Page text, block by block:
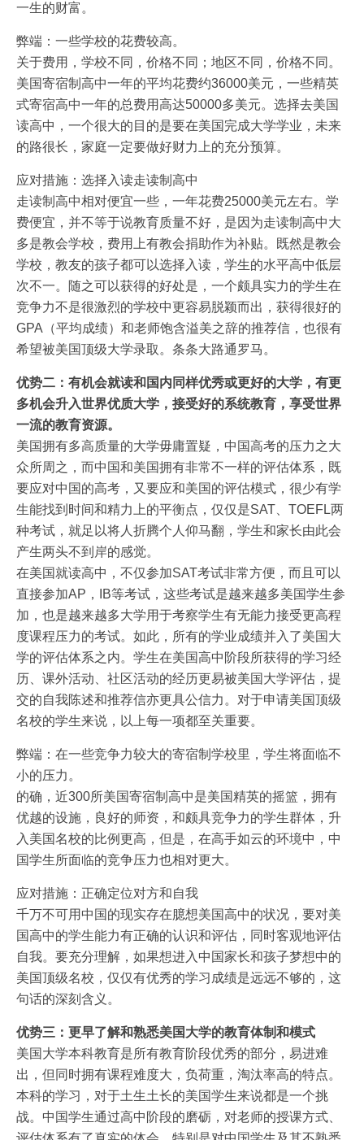
一生的财富。
弊端：一些学校的花费较高。
关于费用，学校不同，价格不同；地区不同，价格不同。
美国寄宿制高中一年的平均花费约36000美元，一些精英
式寄宿高中一年的总费用高达50000多美元。选择去美国
读高中，一个很大的目的是要在美国完成大学学业，未来
的路很长，家庭一定要做好财力上的充分预算。
应对措施：选择入读走读制高中
走读制高中相对便宜一些，一年花费25000美元左右。学
费便宜，并不等于说教育质量不好，是因为走读制高中大
多是教会学校，费用上有教会捐助作为补贴。既然是教会
学校，教友的孩子都可以选择入读，学生的水平高中低层
次不一。随之可以获得的好处是，一个颇具实力的学生在
竞争力不是很激烈的学校中更容易脱颖而出，获得很好的
GPA（平均成绩）和老师饱含溢美之辞的推荐信，也很有
希望被美国顶级大学录取。条条大路通罗马。
优势二：有机会就读和国内同样优秀或更好的大学，有更
多机会升入世界优质大学，接受好的系统教育，享受世界
一流的教育资源。
美国拥有多高质量的大学毋庸置疑，中国高考的压力之大
众所周之，而中国和美国拥有非常不一样的评估体系，既
要应对中国的高考，又要应和美国的评估模式，很少有学
生能找到时间和精力上的平衡点，仅仅是SAT、TOEFL两
种考试，就足以将人折腾个人仰马翻，学生和家长由此会
产生两头不到岸的感觉。
在美国就读高中，不仅参加SAT考试非常方便，而且可以
直接参加AP，IB等考试，这些考试是越来越多美国学生参
加，也是越来越多大学用于考察学生有无能力接受更高程
度课程压力的考试。如此，所有的学业成绩并入了美国大
学的评估体系之内。学生在美国高中阶段所获得的学习经
历、课外活动、社区活动的经历更易被美国大学评估，提
交的自我陈述和推荐信亦更具公信力。对于申请美国顶级
名校的学生来说，以上每一项都至关重要。
弊端：在一些竞争力较大的寄宿制学校里，学生将面临不
小的压力。
的确，近300所美国寄宿制高中是美国精英的摇篮，拥有
优越的设施，良好的师资，和颇具竞争力的学生群体，升
入美国名校的比例更高，但是，在高手如云的环境中，中
国学生所面临的竞争压力也相对更大。
应对措施：正确定位对方和自我
千万不可用中国的现实存在臆想美国高中的状况，要对美
国高中的学生能力有正确的认识和评估，同时客观地评估
自我。要充分理解，如果想进入中国家长和孩子梦想中的
美国顶级名校，仅仅有优秀的学习成绩是远远不够的，这
句话的深刻含义。
优势三：更早了解和熟悉美国大学的教育体制和模式
美国大学本科教育是所有教育阶段优秀的部分，易进难
出，但同时拥有课程难度大，负荷重，淘汰率高的特点。
本科的学习，对于土生土长的美国学生来说都是一个挑
战。中国学生通过高中阶段的磨砺，对老师的授课方式、